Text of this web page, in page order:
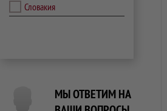
Словакия
МЫ ОТВЕТИМ НА